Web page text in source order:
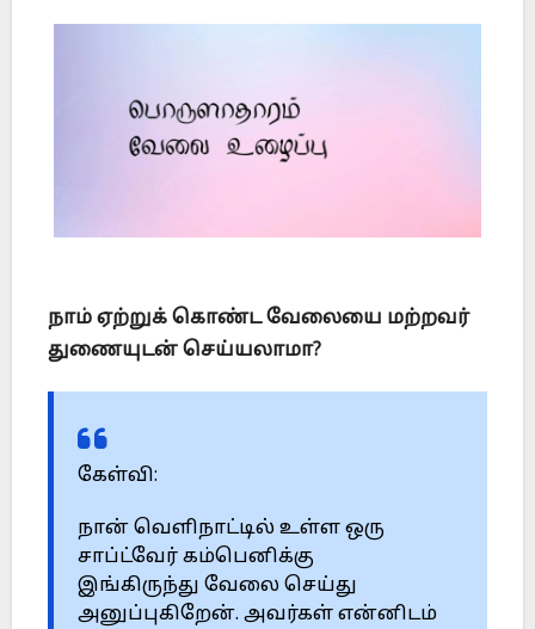
நாம் ஏற்றுக் கொண்ட வேலையை மற்றவர்
துணையுடன் செய்யலாமா?
கேள்வி:
நான் வெளிநாட்டில் உள்ள ஒரு
சாப்ட்வேர் கம்பெனிக்கு
இங்கிருந்து வேலை செய்து
அனுப்புகிறேன். அவர்கள் என்னிடம்